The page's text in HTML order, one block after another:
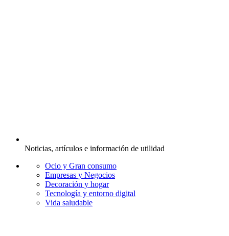
Noticias, artículos e información de utilidad
Ocio y Gran consumo
Empresas y Negocios
Decoración y hogar
Tecnología y entorno digital
Vida saludable